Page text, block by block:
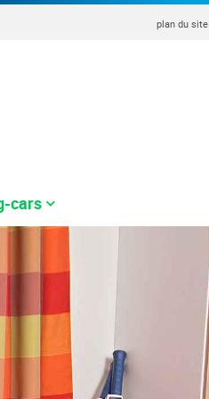
plan du site
Tarifs des HLL
cars